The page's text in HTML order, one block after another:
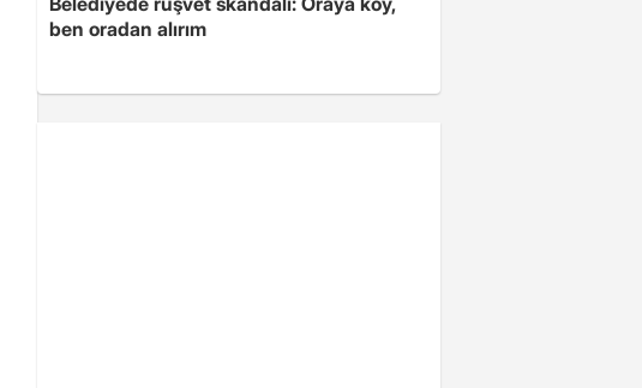
ben oradan alırım